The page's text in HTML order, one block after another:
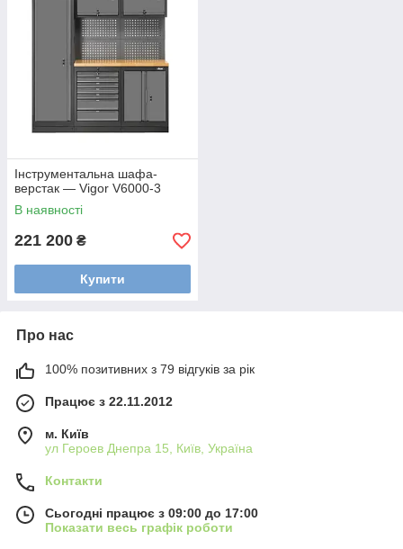
Інструментальна шафа-
верстак — Vigor V6000-3
В наявності
221 200 ₴
Купити
Про нас
100% позитивних з 79 відгуків за рік
Працює з 22.11.2012
м. Київ
ул Героев Днепра 15, Київ, Україна
Контакти
Сьогодні працює з 09:00 до 17:00
Показати весь графік роботи